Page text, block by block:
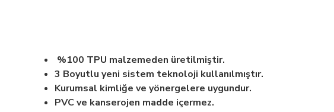
%100 TPU malzemeden üretilmiştir.
3 Boyutlu yeni sistem teknoloji kullanılmıştır.
Kurumsal kimliğe ve yönergelere uygundur.
PVC ve kanserojen madde içermez.